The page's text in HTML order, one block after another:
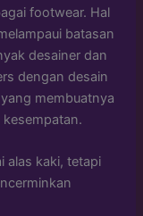
footwear. Hal
batasan
desainer dan
dengan desain
membuatnya
alas kaki, tetapi